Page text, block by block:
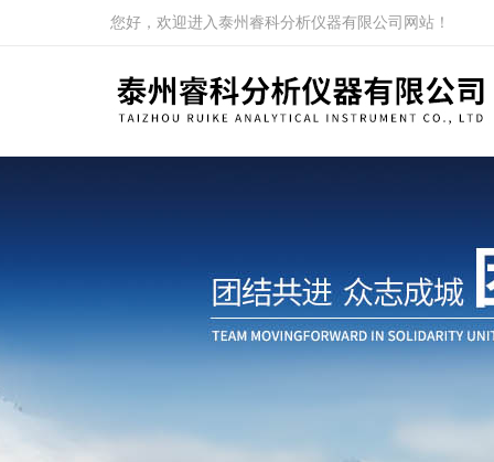
您好，欢迎进入泰州睿科分析仪器有限公司网站！